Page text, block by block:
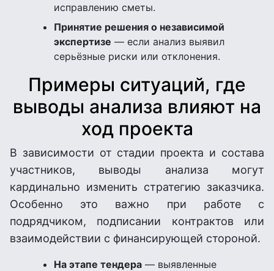
исправлению сметы.
Принятие решения о независимой
экспертизе — если анализ выявил
серьёзные риски или отклонения.
Примеры ситуаций, где
выводы анализа влияют на
ход проекта
В зависимости от стадии проекта и состава
участников, выводы анализа могут
кардинально изменить стратегию заказчика.
Особенно это важно при работе с
подрядчиком, подписании контрактов или
взаимодействии с финансирующей стороной.
На этапе тендера — выявленные